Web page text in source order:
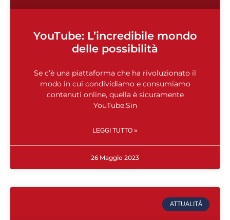
YouTube: L’incredibile mondo
delle possibilità
Se c’è una piattaforma che ha rivoluzionato il
modo in cui condividiamo e consumiamo
contenuti online, quella è sicuramente
YouTube.Sin
LEGGI TUTTO »
26 Maggio 2023
ATTUALITÀ